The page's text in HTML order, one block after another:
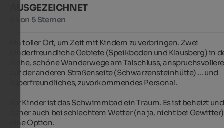
AUSGEZEICHNET
5 von 5 Sternen
Ein toller Ort, um Zeit mit Kindern zu verbringen. Zwei
kinderfreundliche Gebiete (Speikboden und Klausberg) in
Nähe, schöne Wanderwege am Talschluss,
auf der anderen Straßenseite (Schwarzensteinhütte) ... und
superfreundliches, zuvorkommendes Personal.
Für Kinder ist das Schwimmbad ein Traum. Es ist beheizt und
daher auch bei schlechtem Wetter (na ja, nicht bei Gewitter)
eine Option.